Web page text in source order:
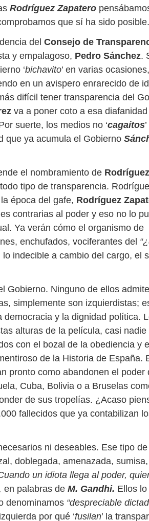
Rodríguez Zapatero
que sí ha sido posible.
del Consejo de
y empalagoso, Pedro Sánchez.
‘bichavito’ en varias
en un avispero enrarecido de
difícil tener transparencia del
va a poner coto a esa
suerte, los medios no ‘cagaítos
que ya acumula el Gobierno
el nombramiento de
tipo de transparencia.
época del gafe, Rodríguez
contrarias al poder y eso no lo
Ya verán cómo el organismo de
enchufados, vociferantes del
indecible a cambio del cargo, el
Gobierno. Ninguno de ellos
simplemente son izquierdistas;
y la dignidad política.
alturas de la película, casi nadie
con el bozal de la obediencia y
de la Historia de España.
pronto como abandonen el poder
Cuba, Bolivia o a Bruselas
de sus tropelías. ¿Acaso
fallecidos que ya contabilizan
ni deseables. Ese tipo
doblegada, amenazada,
un idiota llega al poder,
en palabras de M. Gandhi. Ellos
denominamos “despreciable
por qué ‘fusilan’ la